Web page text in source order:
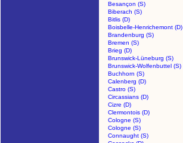
Besançon (S)
Biberach (S)
Bitlis (D)
Boisbelle-Henrichemont (D)
Brandenburg (S)
Bremen (S)
Brieg (D)
Brunswick-Lüneburg (S)
Brunswick-Wolfenbuttel (S)
Buchhorn (S)
Calenberg (D)
Castro (S)
Circassians (D)
Cizre (D)
Clermontois (D)
Cologne (S)
Cologne (S)
Connaught (S)